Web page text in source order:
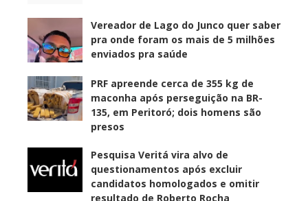
Vereador de Lago do Junco quer saber
pra onde foram os mais de 5 milhões
enviados pra saúde
PRF apreende cerca de 355 kg de
maconha após perseguição na BR-
135, em Peritoró; dois homens são
presos
Pesquisa Veritá vira alvo de
questionamentos após excluir
candidatos homologados e omitir
resultado de Roberto Rocha